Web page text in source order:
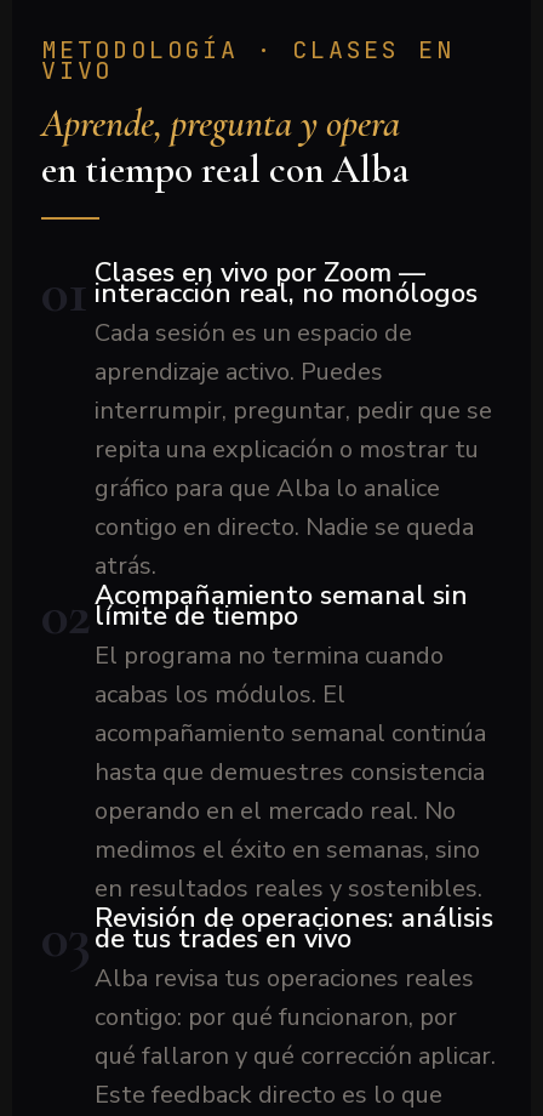
METODOLOGÍA · CLASES EN
VIVO
Aprende, pregunta y opera
en tiempo real con Alba
01 Clases en vivo por Zoom —
interacción real, no monólogos
Cada sesión es un espacio de
aprendizaje activo. Puedes
interrumpir, preguntar, pedir que se
repita una explicación o mostrar tu
gráfico para que Alba lo analice
contigo en directo. Nadie se queda
atrás.
02Acompañamiento semanal sin
límite de tiempo
El programa no termina cuando
acabas los módulos. El
acompañamiento semanal continúa
hasta que demuestres consistencia
operando en el mercado real. No
medimos el éxito en semanas, sino
en resultados reales y sostenibles.
03 Revisión de operaciones: análisis
de tus trades en vivo
Alba revisa tus operaciones reales
contigo: por qué funcionaron, por
qué fallaron y qué corrección aplicar.
Este feedback directo es lo que